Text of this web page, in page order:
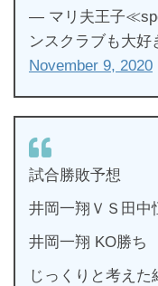
— マリ夫王子
ンスクラブも大
November 9, 2020
試合勝敗予想
井岡一翔ＶＳ田中
井岡一翔 KO勝ち
じっくりと考えた